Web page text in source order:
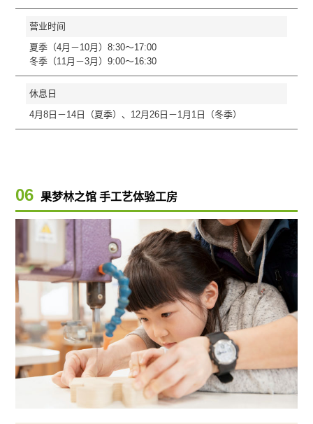
营业时间
夏季（4月－10月）8:30～17:00
冬季（11月－3月）9:00～16:30
休息日
4月8日－14日（夏季）、12月26日－1月1日（冬季）
06 果梦林之馆 手工艺体验工房